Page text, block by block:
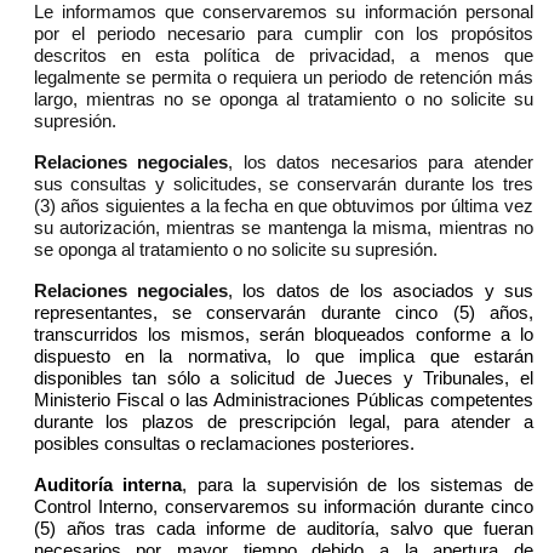
Le informamos que conservaremos su información personal
por el periodo necesario para cumplir con los propósitos
descritos en esta política de privacidad, a menos que
legalmente se permita o requiera un periodo de retención más
largo, mientras no se oponga al tratamiento o no solicite su
supresión.
Relaciones negociales, los datos necesarios para atender
sus consultas y solicitudes, se conservarán durante los tres
(3) años siguientes a la fecha en que obtuvimos por última vez
su autorización, mientras se mantenga la misma, mientras no
se oponga al tratamiento o no solicite su supresión.
Relaciones negociales, los datos de los asociados y sus
representantes, se conservarán durante cinco (5) años,
transcurridos los mismos, serán bloqueados conforme a lo
dispuesto en la normativa, lo que implica que estarán
disponibles tan sólo a solicitud de Jueces y Tribunales, el
Ministerio Fiscal o las Administraciones Públicas competentes
durante los plazos de prescripción legal, para atender a
posibles consultas o reclamaciones posteriores.
Auditoría interna, para la supervisión de los sistemas de
Control Interno, conservaremos su información durante cinco
(5) años tras cada informe de auditoría, salvo que fueran